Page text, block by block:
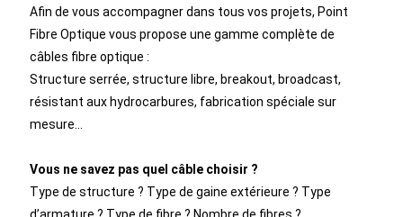
Afin de vous accompagner dans tous vos projets, Point
Fibre Optique vous propose une gamme complète de
câbles fibre optique :
Structure serrée, structure libre, breakout, broadcast,
résistant aux hydrocarbures, fabrication spéciale sur
mesure…
Vous ne savez pas quel câble choisir ?
Type de structure ? Type de gaine extérieure ? Type